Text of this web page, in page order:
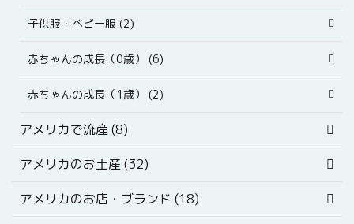
子供服・ベビー服 (2)
赤ちゃんの成長（0歳） (6)
赤ちゃんの成長（1歳） (2)
アメリカで流産 (8)
アメリカのお土産 (32)
アメリカのお店・ブランド (18)